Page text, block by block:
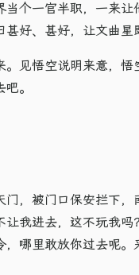
个一官半职，一来让
好、甚好，让文曲星
见悟空说明来意，
。
，被门口保安拦下，
我进去，这不玩我
哪里敢放你过去呢